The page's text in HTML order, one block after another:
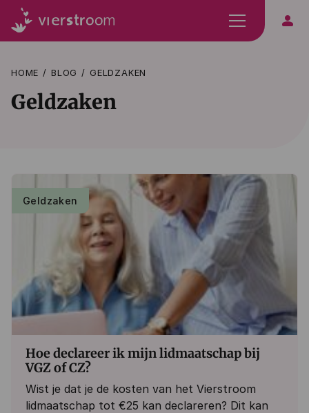
person
HOME BLOG GELDZAKEN
Geldzaken
Geldzaken
Hoe declareer ik mijn lidmaatschap bij
VGZ of CZ?
Wist je dat je de kosten van het Vierstroom
lidmaatschap tot €25 kan declareren? Dit kan